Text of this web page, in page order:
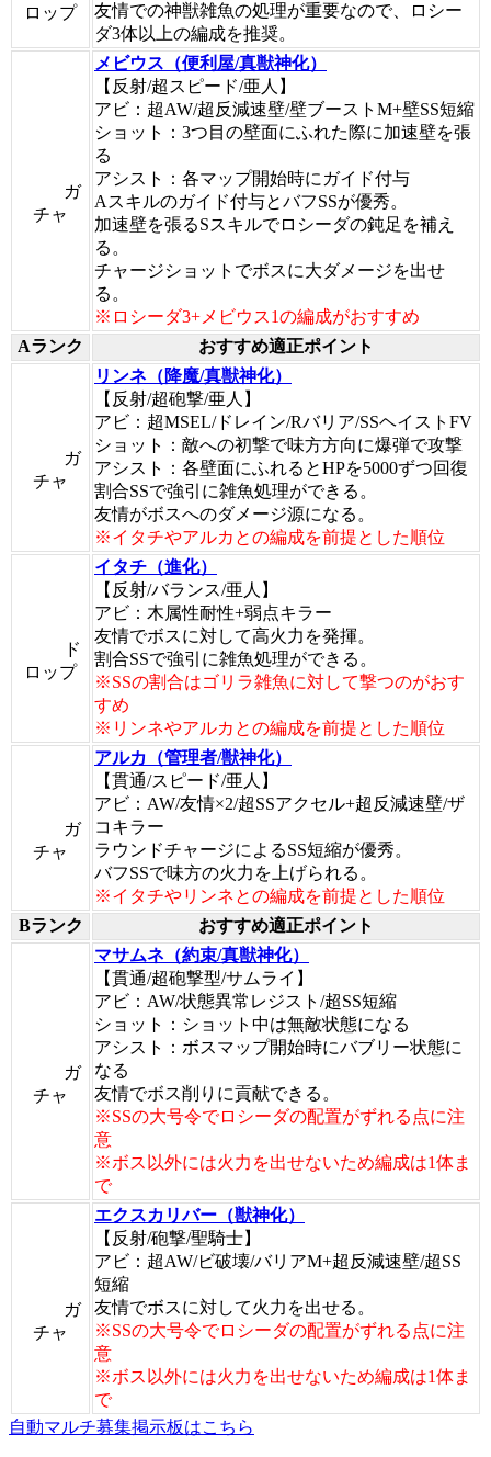
ロップ
友情での神獣雑魚の処理が重要なので、ロシー
ダ3体以上の編成を推奨。
ガ
チャ
メビウス（便利屋/真獣神化）
【反射/超スピード/亜人】
アビ：超AW/超反減速壁/壁ブーストM+壁SS短縮
ショット：3つ目の壁面にふれた際に加速壁を張
る
アシスト：各マップ開始時にガイド付与
Aスキルのガイド付与とバフSSが優秀。
加速壁を張るSスキルでロシーダの鈍足を補え
る。
チャージショットでボスに大ダメージを出せ
る。
※ロシーダ3+メビウス1の編成がおすすめ
Aランク
おすすめ適正ポイント
ガ
チャ
リンネ（降魔/真獣神化）
【反射/超砲撃/亜人】
アビ：超MSEL/ドレイン/Rバリア/SSヘイストFV
ショット：敵への初撃で味方方向に爆弾で攻撃
アシスト：各壁面にふれるとHPを5000ずつ回復
割合SSで強引に雑魚処理ができる。
友情がボスへのダメージ源になる。
※イタチやアルカとの編成を前提とした順位
ド
ロップ
イタチ（進化）
【反射/バランス/亜人】
アビ：木属性耐性+弱点キラー
友情でボスに対して高火力を発揮。
割合SSで強引に雑魚処理ができる。
※SSの割合はゴリラ雑魚に対して撃つのがおす
すめ
※リンネやアルカとの編成を前提とした順位
ガ
チャ
アルカ（管理者/獣神化）
【貫通/スピード/亜人】
アビ：AW/友情×2/超SSアクセル+超反減速壁/ザ
コキラー
ラウンドチャージによるSS短縮が優秀。
バフSSで味方の火力を上げられる。
※イタチやリンネとの編成を前提とした順位
Bランク
おすすめ適正ポイント
ガ
チャ
マサムネ（約束/真獣神化）
【貫通/超砲撃型/サムライ】
アビ：AW/状態異常レジスト/超SS短縮
ショット：ショット中は無敵状態になる
アシスト：ボスマップ開始時にバブリー状態に
なる
友情でボス削りに貢献できる。
※SSの大号令でロシーダの配置がずれる点に注
意
※ボス以外には火力を出せないため編成は1体ま
で
ガ
チャ
エクスカリバー（獣神化）
【反射/砲撃/聖騎士】
アビ：超AW/ビ破壊/バリアM+超反減速壁/超SS
短縮
友情でボスに対して火力を出せる。
※SSの大号令でロシーダの配置がずれる点に注
意
※ボス以外には火力を出せないため編成は1体ま
で
自動マルチ募集掲示板はこちら